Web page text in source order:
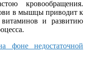
кровообращения.
в мышцы приводит к
и развитию